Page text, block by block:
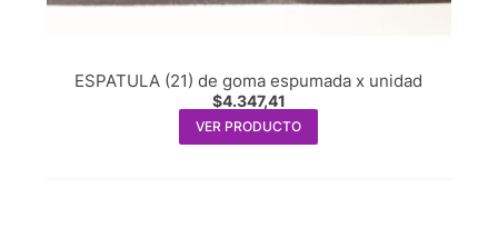
ESPATULA (21) de goma espumada x unidad
$4.347,41
VER PRODUCTO